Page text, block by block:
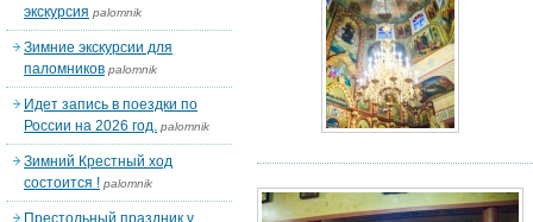
экскурсия palomnik
Зимние экскурсии для
паломников palomnik
Идет запись в поездки по
России на 2026 год. palomnik
Зимний Крестный ход
состоится ! palomnik
Престольный праздник у